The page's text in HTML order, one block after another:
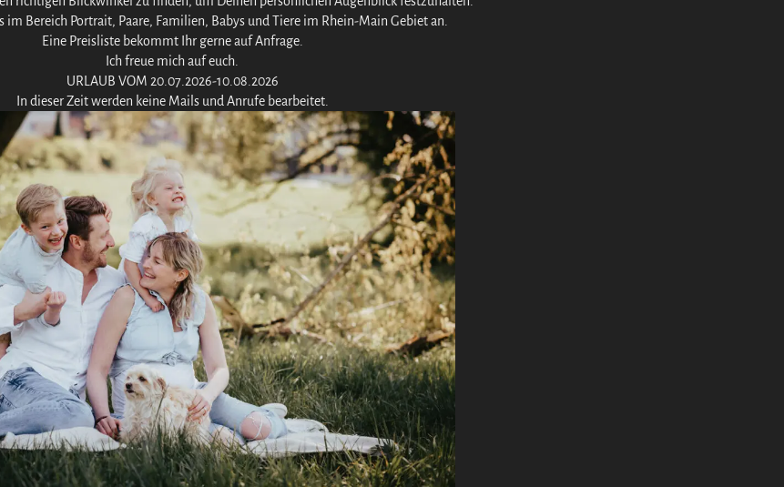
im Bereich Portrait, Paare, Familien, Babys und Tiere im Rhein-Main Gebiet an.
Eine Preisliste bekommt Ihr gerne auf Anfrage.
Ich freue mich auf euch.
URLAUB VOM 20.07.2026-10.08.2026
In dieser Zeit werden keine Mails und Anrufe bearbeitet.